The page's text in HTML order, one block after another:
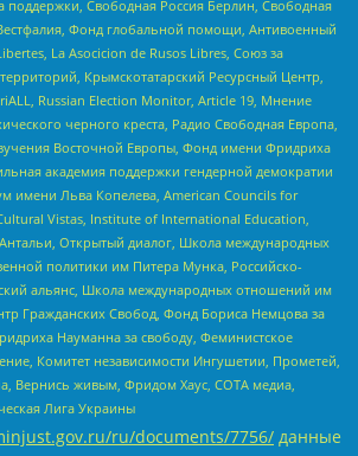
поддержки, Свободная Россия Берлин, Свободная
Фонд глобальной помощи, Антивоенный
La Asocicion de Rusos Libres, Союз за
Крымскотатарский Ресурсный Центр,
Russian Election Monitor, Article 19, Мнение
черного креста, Радио Свободная Европа,
Восточной Европы, Фонд имени Фридриха
академия поддержки гендерной демократии
имени Льва Копелева, American Councils for
Vistas, Institute of International Education,
Открытый диалог, Школа международных
политики им Питера Мунка, Российско-
альянс, Школа международных отношений им
Гражданских Свобод, Фонд Бориса Немцова за
Науманна за свободу, Феминистское
Комитет независимости Ингушетии, Прометей,
Вернись живым, Фридом Хаус, СОТА медиа,
Лига Украины
ru/documents/7756/ данные